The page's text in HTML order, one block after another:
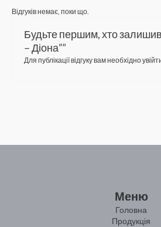
Відгуків немає, поки що.
Будьте першим, хто залишив
– Діона”“
Для публікації відгуку вам необхідно
Меню
Головна
Продукція